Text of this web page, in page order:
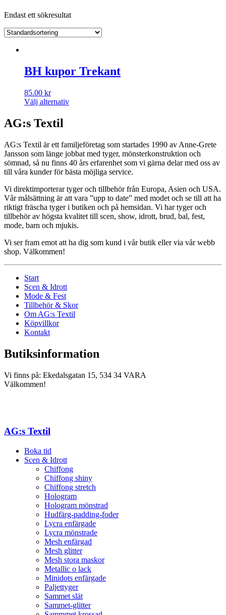
Endast ett sökresultat
BH kupor Trekant
85.00 kr
Välj alternativ
AG:s Textil
AG:s Textil är ett familjeföretag som startades 1990 av Anne-Grete
Jansson som länge jobbat med tyger, mönsterkonstruktion och
sömnad, så nu finns 40 års erfarenhet som vi gärna delar med oss av
till våra kunder för bästa möjliga service.
Vi direktimporterar tyger och tillbehör från Europa, Asien och USA.
Vår målsättning är att vara ”upp to date” med modet och se till att ha
riktigt fräscha tyger i butiken och på hemsidan. Vi har tyger och
tillbehör av högsta kvalitet till scen, show, idrott, brud, bal, fest,
mode, barn och mjukis.
Vi ser fram emot att ha dig som kund i vår butik eller via vår webb
shop. Välkommen!
Start
Scen & Idrott
Mode & Fest
Tillbehör & Skor
Om AG:s Textil
Köpvillkor
Kontakt
Butiksinformation
Vi finns på: Ekedalsgatan 15, 534 34 VARA
Välkommen!
AG:s Textil
Boka tid
Scen & Idrott
Chiffong
Chiffong shiny
Chiffong stretch
Hologram
Hologram mönstrad
Hudfärg-padding-foder
Lycra enfärgade
Lycra mönstrade
Mesh enfärgad
Mesh glitter
Mesh stora maskor
Metallic o lack
Minidots enfärgade
Paljettyger
Sammet slät
Sammet-glitter